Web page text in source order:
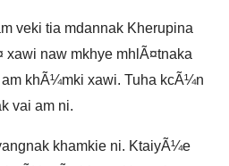
veki tia mdannak Kherupina
xawi naw mkhye mhlÃ¤tnaka
khÃ¼mki xawi. Tuha kcÃ¼n
vai am ni.
khamkie ni. KtaiyÃ¼e